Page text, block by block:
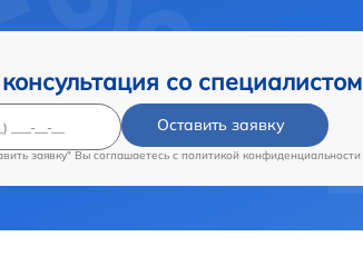
со специалистом
Оставить заявку
заявку" Вы соглашаетесь c политикой конфиденциальности